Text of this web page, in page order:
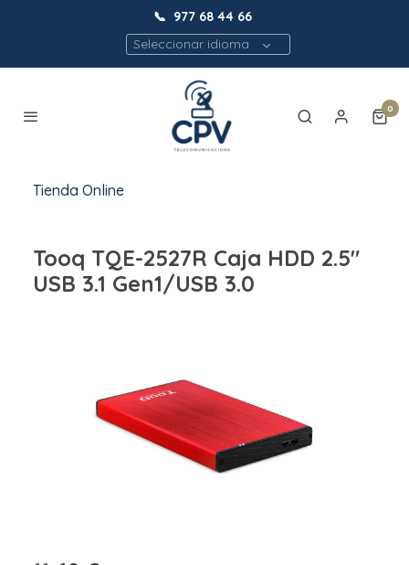
📞 977 68 44 66
Seleccionar idioma
0
Tienda Online
Tooq TQE-2527R Caja HDD 2.5"
USB 3.1 Gen1/USB 3.0